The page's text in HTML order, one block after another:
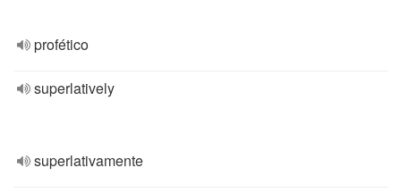
profético
superlatively
superlativamente